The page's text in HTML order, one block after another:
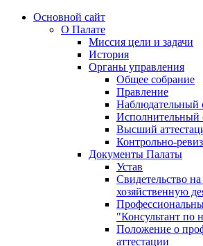
Основной сайт
О Палате
Миссия цели и задачи
История
Органы управления
Общее собрание
Правление
Наблюдательный
Исполнительный
Высший
Контрольно-
Документы Палаты
Устав
Свидетельство
хозяйственную
"Консультант по
Положение о
аттестации